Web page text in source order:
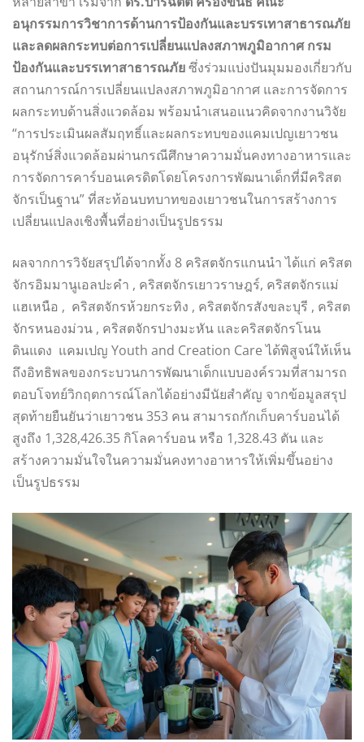
อนุกรรมการวิชาการด้านการป้องกันและบรรเทาสาธารณภัย
และลดผลกระทบต่อการเปลี่ยนแปลงสภาพภูมิอากาศ กรม
ป้องกันและบรรเทาสาธารณภัยซึ่งร่วมแบ่งปันมุมมองเกี่ยวกับ
สถานการณ์การเปลี่ยนแปลงสภาพภูมิอากาศ และการจัดการ
ผลกระทบด้านสิ่งแวดล้อม พร้อมนำเสนอแนวคิดจากงานวิจัย
“การประเมินผลสัมฤทธิ์และผลกระทบของแคมเปญเยาวชน
อนุรักษ์สิ่งแวดล้อมผ่านกรณีศึกษาความมั่นคงทางอาหารและ
การจัดการคาร์บอนเครดิตโดยโครงการพัฒนาเด็กที่มีคริสต
จักรเป็นฐาน” ที่สะท้อนบทบาทของเยาวชนในการสร้างการ
เปลี่ยนแปลงเชิงพื้นที่อย่างเป็นรูปธรรม
ผลจากการวิจัยสรุปได้จากทั้ง 8 คริสตจักรแกนนำ ได้แก่ คริสต
จักรอิมมานูเอลปะคำ , คริสตจักรเยาวราษฎร์, คริสตจักรแม่
แฮเหนือ , คริสตจักรห้วยกระทิง , คริสตจักรสังขละบุรี , คริสต
จักรหนองม่วน , คริสตจักรปางมะหัน และคริสตจักรโนน
ดินแดง แคมเปญ Youth and Creation Care ได้พิสูจน์ให้เห็น
ถึงอิทธิพลของกระบวนการพัฒนาเด็กแบบองค์รวมที่สามารถ
ตอบโจทย์วิกฤตการณ์โลกได้อย่างมีนัยสำคัญ จากข้อมูลสรุป
สุดท้ายยืนยันว่าเยาวชน 353 คน สามารถกักเก็บคาร์บอนได้
สูงถึง 1,328,426.35 กิโลคาร์บอน หรือ 1,328.43 ตัน และ
สร้างความมั่นใจในความมั่นคงทางอาหารให้เพิ่มขึ้นอย่าง
เป็นรูปธรรม